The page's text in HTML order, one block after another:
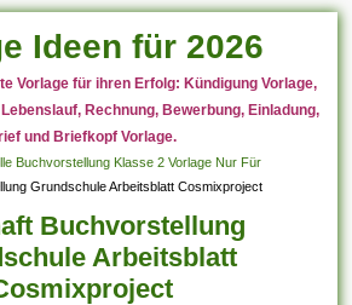
Ideen für 2026
Vorlage für ihren Erfolg: Kündigung Vorlage,
Rechnung, Bewerbung, Einladung,
und Briefkopf Vorlage.
Buchvorstellung Klasse 2 Vorlage Nur Für
Grundschule Arbeitsblatt Cosmixproject
Buchvorstellung
Arbeitsblatt